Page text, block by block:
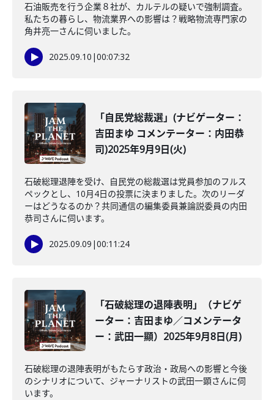
石油販売を行う企業８社が、カルテルの疑いで強制調査。
私たちの暮らし、物流業界への影響は？戦略物流専門家の
角井亮一さんに伺いました。
2025.09.10 |00:07:32
「自民党総裁選」(ナビゲーター：
吉田まゆ コメンテーター：内田恭
司)2025年9月9日(火)
石破総理退陣を受け、自民党の総裁選は党員参加のフルス
ペックとし、10月4日の投票に決まりました。次のリーダ
ーはどうなるのか？共同通信の編集委員兼論説委員の内田
恭司さんに伺います。
2025.09.09 |00:11:24
「石破総理の退陣表明」（ナビゲ
ーター：吉田まゆ／コメンテータ
ー：武田一顯）2025年9月8日(月)
石破総理の退陣表明がもたらす政治・政局への影響と今後
のシナリオについて、ジャーナリストの武田一顕さんに伺
います。